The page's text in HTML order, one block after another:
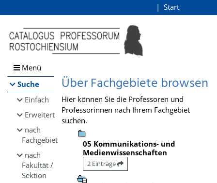
Browsen
direkt zum Inhalt
Start
Menü
Suche
Einfach
Erweitert
nach
Fachgebiet
nach
Fakultät /
Sektion
Über Fachgebiete browsen
Hier können Sie die Professoren und
Professorinnen nach Ihrem Fachgebiet
suchen.
05 Kommunikations- und
Medienwissenschaften
2 Einträge